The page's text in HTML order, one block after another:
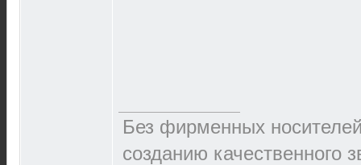
Без фирменных
созданию качественного